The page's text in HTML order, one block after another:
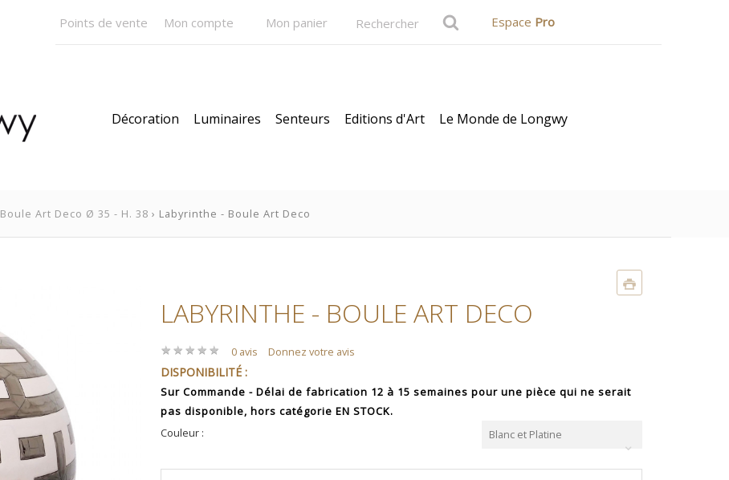
Points de vente Mon compte Mon panier Espace Pro
Décoration Luminaires Senteurs Editions d'Art Le Monde de Longwy
Pendentifs
Boule Art Deco Ø 35 - H. 38 › Labyrinthe - Boule Art Deco
LABYRINTHE - BOULE ART DECO
★ ★ ★ ★ ★
★ ★ ★ ★ ★ 0 avis Donnez votre avis
DISPONIBILITÉ :
Sur Commande - Délai de fabrication 12 à 15 semaines pour une pièce qui ne serait
pas disponible, hors catégorie EN STOCK.
Couleur :
Blanc et Platine